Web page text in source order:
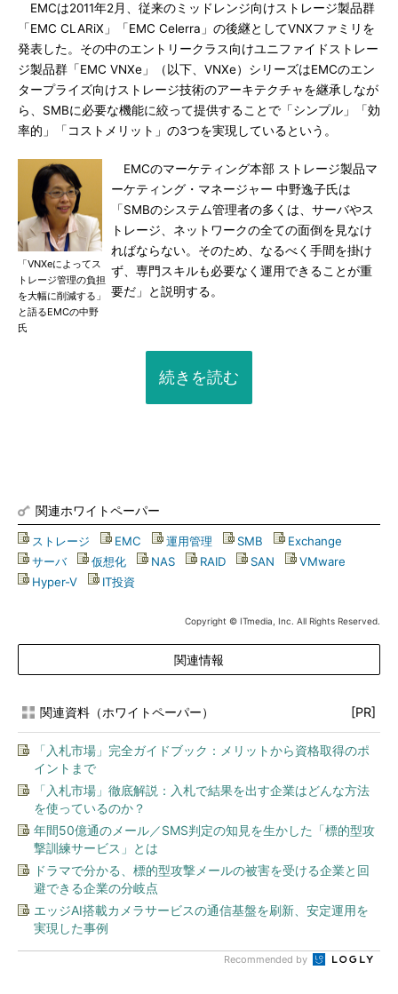
EMCは2011年2月、従来のミッドレンジ向けストレージ製品群
「EMC CLARiX」「EMC Celerra」の後継としてVNXファミリを
発表した。その中のエントリークラス向けユニファイドストレー
ジ製品群「EMC VNXe」（以下、VNXe）シリーズはEMCのエン
タープライズ向けストレージ技術のアーキテクチャを継承しなが
ら、SMBに必要な機能に絞って提供することで「シンプル」「効
率的」「コストメリット」の3つを実現しているという。
「VNXeによってス
トレージ管理の負担
を大幅に削減する」
と語るEMCの中野
氏
EMCのマーケティング本部 ストレージ製品マ
ーケティング・マネージャー 中野逸子氏は
「SMBのシステム管理者の多くは、サーバやス
トレージ、ネットワークの全ての面倒を見なけ
ればならない。そのため、なるべく手間を掛け
ず、専門スキルも必要なく運用できることが重
要だ」と説明する。
続きを読む
関連ホワイトペーパー
ストレージ EMC 運用管理 SMB Exchange
サーバ| 仮想化 NAS RAID SAN VMware
Hyper-V
IT投資
Copyright © ITmedia, Inc. All Rights Reserved.
関連情報
関連資料（ホワイトペーパー） [PR]
「入札市場」完全ガイドブック：メリットから資格取得のポ
イントまで
「入札市場」徹底解説：入札で結果を出す企業はどんな方法
を使っているのか？
年間50億通のメール／SMS判定の知見を生かした「標的型攻
撃訓練サービス」とは
ドラマで分かる、標的型攻撃メールの被害を受ける企業と回
避できる企業の分岐点
エッジAI搭載カメラサービスの通信基盤を刷新、安定運用を
実現した事例
Recommended by